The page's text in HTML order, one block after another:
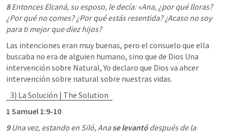
8 Entonces Elcaná, su esposo, le decía: «Ana, ¿por qué lloras?
¿Por qué no comes? ¿Por qué estás resentida? ¿Acaso no soy
para ti mejor que diez hijos?
Las intenciones eran muy buenas, pero el consuelo que ella
buscaba no era de alguien humano, sino que de Dios Una
intervención sobre Natural, Yo declaro que Dios va ahcer
intervención sobre natural sobre nuestras vidas.
3) La Solución | The Solution
1 Samuel 1:9-10
9 Una vez, estando en Siló, Ana se levantó después de la